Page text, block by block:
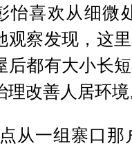
怡喜欢从细微
观察发现，这
后都有大小长
理改善人居环
从一组寨口那